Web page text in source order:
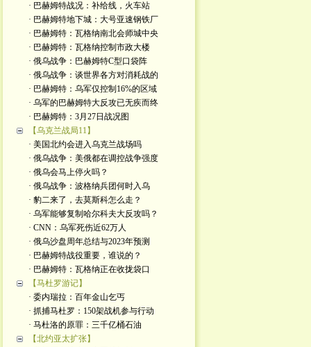
· 巴赫姆特战况：补给线，火车站
· 巴赫姆特地下城：大号亚速钢铁厂
· 巴赫姆特：瓦格纳南北会师城中央
· 巴赫姆特：瓦格纳控制市政大楼
· 俄乌战争：巴赫姆特C型口袋阵
· 俄乌战争：谈世界各方对消耗战的
· 巴赫姆特：乌军仅控制16%的区域
· 乌军的巴赫姆特大反攻已无疾而终
· 巴赫姆特：3月27日战况图
【乌克兰战局11】
· 美国北约会进入乌克兰战场吗
· 俄乌战争：美俄都在调控战争强度
· 俄乌会马上停火吗？
· 俄乌战争：波格纳兵团何时入乌
· 豹二来了，去莫斯科怎么走？
· 乌军能够复制哈尔科夫大反攻吗？
· CNN：乌军死伤近62万人
· 俄乌沙盘周年总结与2023年预测
· 巴赫姆特战役重要，谁说的？
· 巴赫姆特：瓦格纳正在收拢袋口
【马杜罗游记】
· 委内瑞拉：百年金山乞丐
· 抓捕马杜罗：150架战机参与行动
· 马杜洛的原罪：三千亿桶石油
【北约亚太扩张】